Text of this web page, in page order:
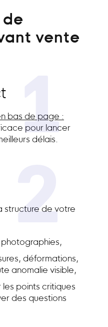
de
vente
1
bas de page :
pour lancer
délais.
2
structure de votre
déformations,
anomalie visible,
les points critiques
des questions